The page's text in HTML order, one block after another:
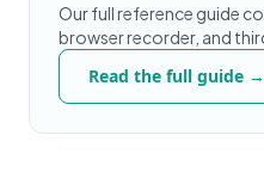
Our full reference guide
browser recorder, and
Read the full guide →